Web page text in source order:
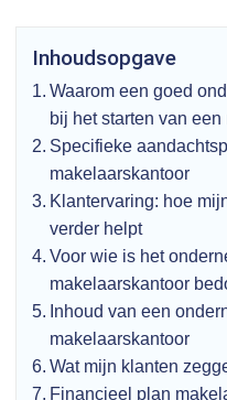
Inhoudsopgave
Waarom een goed
bij het starten van
Specifieke
makelaarskantoor
Klantervaring: hoe
verder helpt
Voor wie is het
makelaarskantoor
Inhoud van een
makelaarskantoor
Wat mijn klanten
Financieel plan